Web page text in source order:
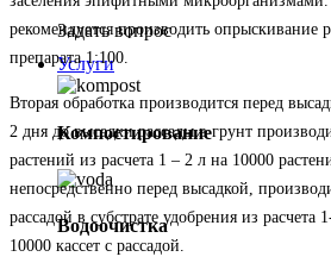
Задать вопрос
Услуги
Компостирование
Водоочистка
рекомендуется производить опрыскивание
препарата 1:100.
Вторая обработка производится перед
2 дня до высадки рассады в грунт
растений из расчета 1 – 2 л на 10000
непосредственно перед высадкой,
рассадой в субстрате удобрения из расчета
10000 кассет с рассадой.